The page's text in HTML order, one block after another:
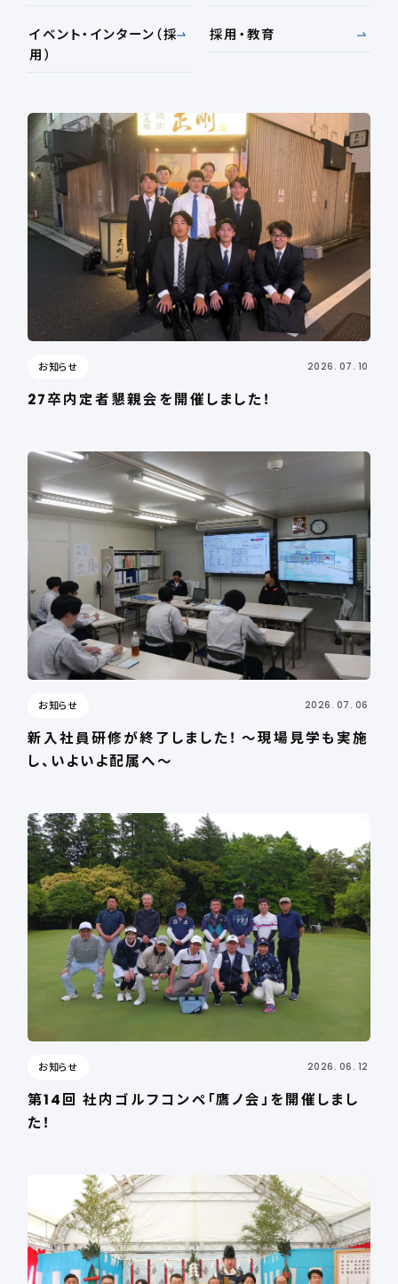
イベント・インターン（採
用）
採用・教育
お知らせ 2026. 07. 10
27卒内定者懇親会を開催しました！
お知らせ 2026. 07. 06
新入社員研修が終了しました！ ～現場見学も実施
し、いよいよ配属へ～
お知らせ 2026. 06. 12
第14回 社内ゴルフコンペ「鷹ノ会」を開催しまし
た！